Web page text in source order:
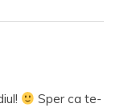
Sper ca te-